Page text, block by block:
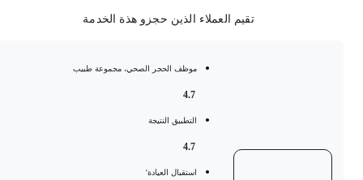
تقيم العملاء الذين حجزو هذة الخدمة
موظف الحجر الصحي، مجموعة طبيب
التطبيق النتيجة
استقبال العيادة'